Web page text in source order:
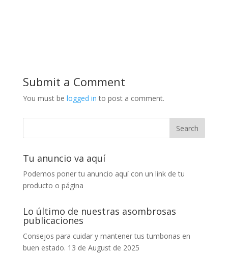
Submit a Comment
You must be logged in to post a comment.
Tu anuncio va aquí
Podemos poner tu anuncio aquí con un link de tu
producto o página
Lo último de nuestras asombrosas
publicaciones
Consejos para cuidar y mantener tus tumbonas en
buen estado. 13 de August de 2025